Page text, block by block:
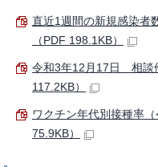
直近1週間の新規感染者
（PDF 198.1KB）
令和3年12月17日 相談
117.2KB）
ワクチン年代別接種率
75.9KB）